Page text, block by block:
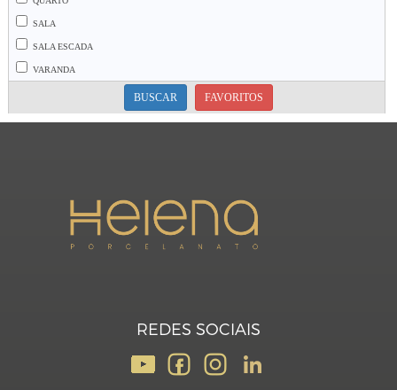
SALA
SALA ESCADA
VARANDA
BUSCAR FAVORITOS
REDES SOCIAIS